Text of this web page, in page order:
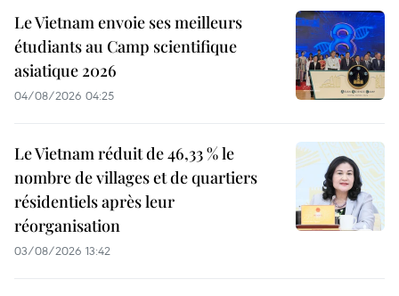
Le Vietnam envoie ses meilleurs
étudiants au Camp scientifique
asiatique 2026
04/08/2026 04:25
Le Vietnam réduit de 46,33 % le
nombre de villages et de quartiers
résidentiels après leur
réorganisation
03/08/2026 13:42